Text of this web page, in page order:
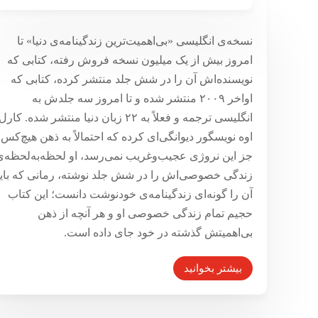
تسویه‌حساب نویسنده با زندگی
۱۷ شهریور ۱۳۹۳
نسخه‌ی انگلیسی «بی‌اهمیت‌ترین زندگینامه‌ی دنیا» تا
امروز بیش از یک میلیون نسخه فروش رفته، کتابی که
نویسنده‌اش آن را در شش جلد منتشر کرده، کتابی که
اواخر ۲۰۰۹ منتشر شده و تا امروز سه جلدش به
انگلیسی ترجمه و فعلاً به ۲۲ زبان دنیا منتشر شده.
اوه نویسگور دیوانگی‌ای کرده که احتمالاً به ذهن هیچ‌کس
جز این نروژی عجیب‌وغریب نمی‌رسد، او
زندگی خصوصی‌اش را در شش جلد نوشته، رمانی که
آن را گونه‌ای زندگینامه‌ی خودنوشت دانست؛ این کتاب
حجیم تمام زندگی خصوصی او و هر آنچه از ذهن
بی‌اهمیتش گذشته در خود جای داده است.
بیشتر بخوانید